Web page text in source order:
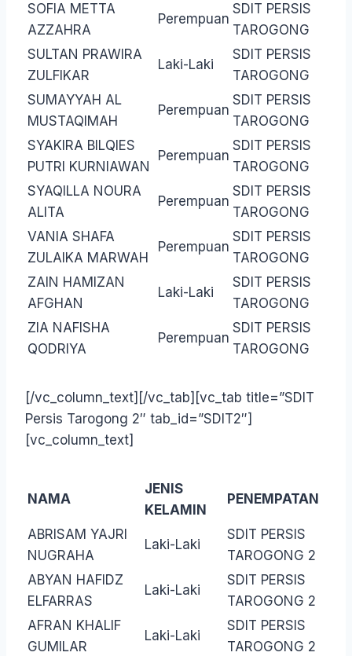
SOFIA METTA
AZZAHRA
Perempuan
SDIT PERSIS
TAROGONG
SULTAN PRAWIRA
ZULFIKAR
Laki-Laki
SDIT PERSIS
TAROGONG
SUMAYYAH AL
MUSTAQIMAH
Perempuan
SDIT PERSIS
TAROGONG
SYAKIRA BILQIES
PUTRI KURNIAWAN
Perempuan
SDIT PERSIS
TAROGONG
SYAQILLA NOURA
ALITA
Perempuan
SDIT PERSIS
TAROGONG
VANIA SHAFA
ZULAIKA MARWAH
Perempuan
SDIT PERSIS
TAROGONG
ZAIN HAMIZAN
AFGHAN
Laki-Laki
SDIT PERSIS
TAROGONG
ZIA NAFISHA
QODRIYA
Perempuan
SDIT PERSIS
TAROGONG
[/vc_column_text][/vc_tab][vc_tab title=”SDIT
Persis Tarogong 2″ tab_id=”SDIT2″]
[vc_column_text]
NAMA
JENIS
KELAMIN
PENEMPATAN
ABRISAM YAJRI
NUGRAHA
Laki-Laki
SDIT PERSIS
TAROGONG 2
ABYAN HAFIDZ
ELFARRAS
Laki-Laki
SDIT PERSIS
TAROGONG 2
AFRAN KHALIF
GUMILAR
Laki-Laki
SDIT PERSIS
TAROGONG 2